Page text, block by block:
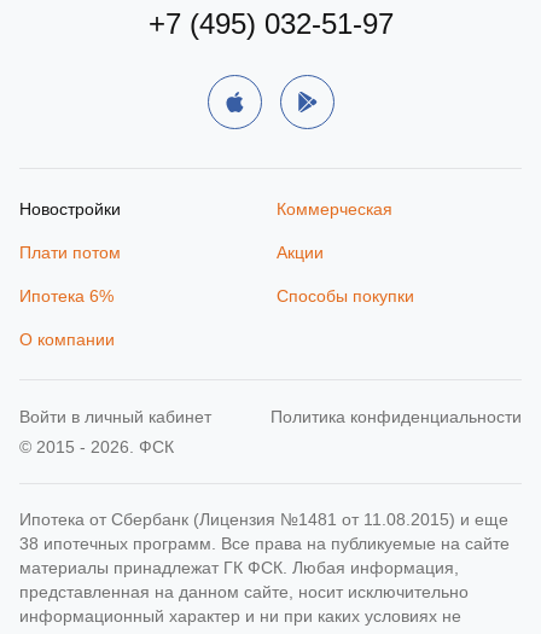
+7 (495) 032-51-97
Новостройки Коммерческая
Плати потом Акции
Ипотека 6% Способы покупки
О компании
© 2015 - 2026. ФСК
Политика конфиденциальности
Ипотека от Сбербанк (Лицензия №1481 от 11.08.2015) и еще
38 ипотечных программ. Все права на публикуемые на сайте
материалы принадлежат ГК ФСК. Любая информация,
представленная на данном сайте, носит исключительно
информационный характер и ни при каких условиях не
Войти в личный кабинет